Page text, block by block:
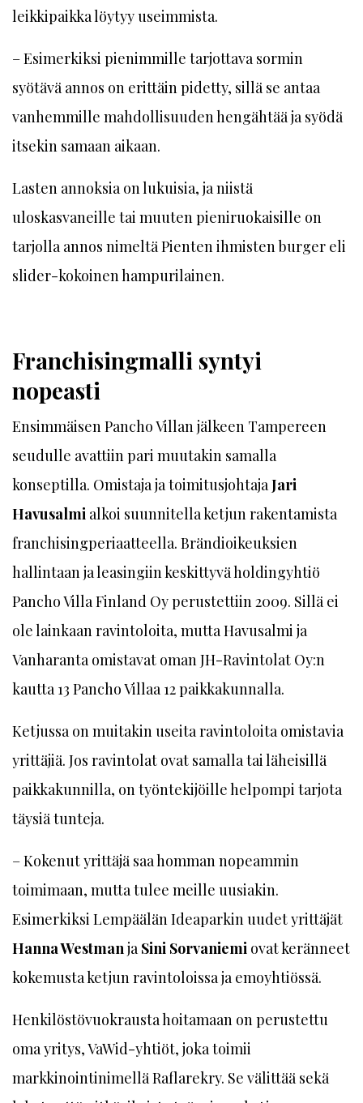
leikkipaikka löytyy useimmista.
– Esimerkiksi pienimmille tarjottava sormin
syötävä annos on erittäin pidetty, sillä se antaa
vanhemmille mahdollisuuden hengähtää ja syödä
itsekin samaan aikaan.
Lasten annoksia on lukuisia, ja niistä
uloskasvaneille tai muuten pieniruokaisille on
tarjolla annos nimeltä Pienten ihmisten burger eli
slider-kokoinen hampurilainen.
Franchisingmalli syntyi
nopeasti
Ensimmäisen Pancho Villan jälkeen Tampereen
seudulle avattiin pari muutakin samalla
konseptilla. Omistaja ja toimitusjohtaja Jari
Havusalmi alkoi suunnitella ketjun rakentamista
franchisingperiaatteella. Brändioikeuksien
hallintaan ja leasingiin keskittyvä holdingyhtiö
Pancho Villa Finland Oy perustettiin 2009. Sillä ei
ole lainkaan ravintoloita, mutta Havusalmi ja
Vanharanta omistavat oman JH-Ravintolat Oy:n
kautta 13 Pancho Villaa 12 paikkakunnalla.
Ketjussa on muitakin useita ravintoloita omistavia
yrittäjiä. Jos ravintolat ovat samalla tai läheisillä
paikkakunnilla, on työntekijöille helpompi tarjota
täysiä tunteja.
– Kokenut yrittäjä saa homman nopeammin
toimimaan, mutta tulee meille uusiakin.
Esimerkiksi Lempäälän Ideaparkin uudet yrittäjät
Hanna Westman ja Sini Sorvaniemi ovat keränneet
kokemusta ketjun ravintoloissa ja emoyhtiössä.
Henkilöstövuokrausta hoitamaan on perustettu
oma yritys, VaWid-yhtiöt, joka toimii
markkinointinimellä ­Raflarekry. Se välittää sekä